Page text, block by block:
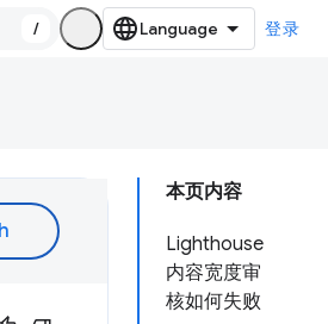
/ 登录
本页内容
Lighthouse
内容宽度审
核如何失败